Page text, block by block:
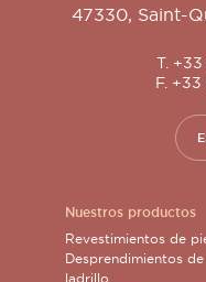
47330, Saint-
T.
F.
Nuestros productos
Revestimientos de
Desprendimientos de
ladrillo